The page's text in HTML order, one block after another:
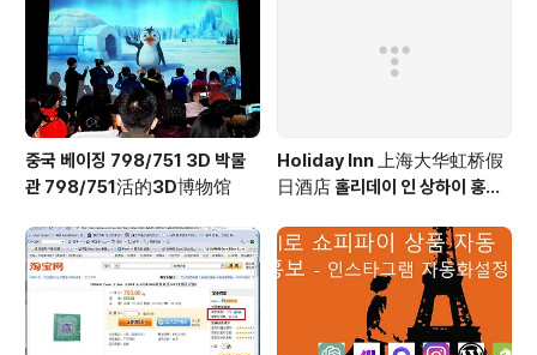
중국 베이징 798/751 3D 박물
관 798/751活的3D博物馆
Holiday Inn 上海大华虹桥假
日酒店 홀리데이 인 상하이 홍차
ngqiao